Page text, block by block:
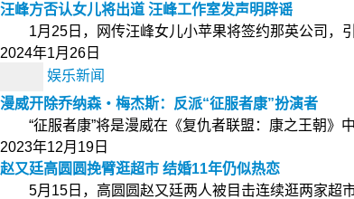
汪峰方否认女儿将出道 汪峰工作室发声明辟谣
1月25日，网传汪峰女儿小苹果将签约那英公司，引
2024年1月26日
娱乐新闻
漫威开除乔纳森・梅杰斯：反派“征服者康”扮演者
“征服者康”将是漫威在《复仇者联盟：康之王朝》
2023年12月19日
赵又廷高圆圆挽臂逛超市 结婚11年仍似热恋
5月15日，高圆圆赵又廷两人被目击连续逛两家超